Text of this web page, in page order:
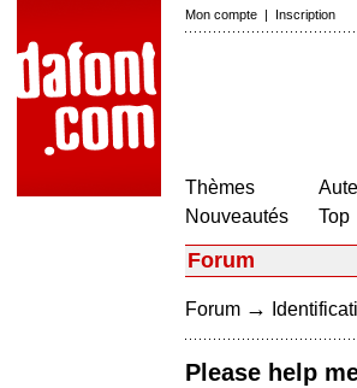
Mon compte | Inscription
Thèmes
Nouveautés
Top
Forum
Forum →
Please help